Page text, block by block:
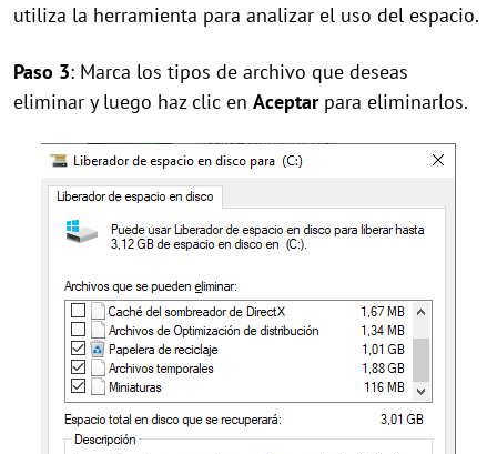
utiliza la herramienta para analizar el uso del espacio.
Paso 3: Marca los tipos de archivo que deseas
eliminar y luego haz clic en Aceptarpara eliminarlos.